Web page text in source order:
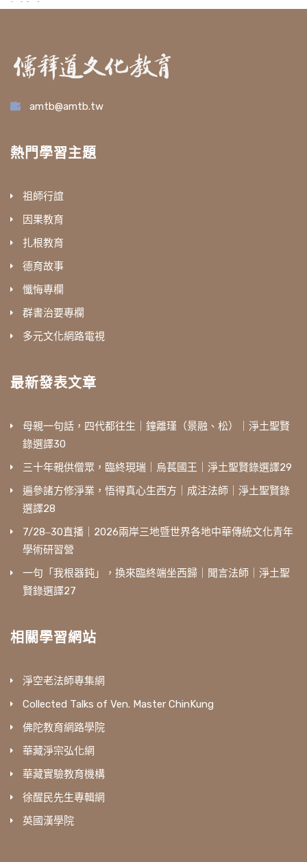
之妙方
amtb@amtb.tw
熱門學習主題
祖師行誼
因果教育
扎根教育
德育故事
懺悔專欄
群書治要專欄
多元文化網路電視
最新發表文章
母親一句話，四代都往生｜鐘離瑾（景融、松）｜淨土聖賢
錄選譯30
三十年親供僧眾，臨終現瑞｜烏萇國王｜淨土聖賢錄選譯29
遍參諸方修淨業，悟得真心生西方｜成注法師｜淨土聖賢錄
選譯28
7/28‒30直播｜2026兩岸三地暨世界各地中華傳統文化青年
學術研習營
一句「我根器鈍」，換來臨終端坐西歸｜聞言法師｜淨土聖
賢錄選譯27
相關學習網站
淨空老法師專集網
Collected Talks of Ven. Master ChinKung
佛陀教育網路學院
華藏淨宗弘化網
華藏實驗教育機構
徐醒民先生專輯網
英國漢學院